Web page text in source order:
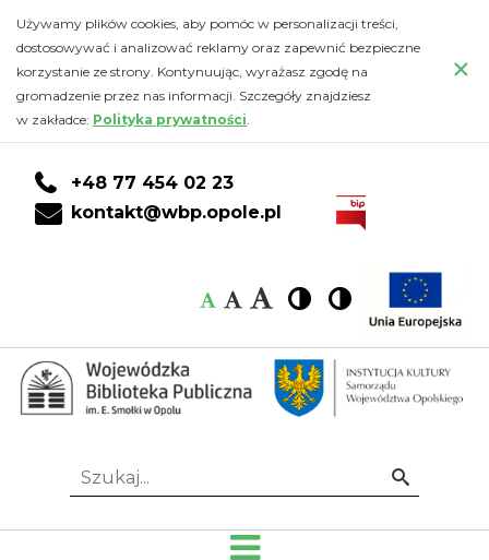
Kalendarz
Wojewódzka
Biblioteka
Publiczna
Emanuela
Smołki
w
Opolu
do
głównej
treści
DO
KONTA
CZYTELNIKA
DO
WYSZUKIWARKI
do
stopki
Używamy plików cookies, aby pomóc w personalizacji treści,
dostosowywać i analizować reklamy oraz zapewnić bezpieczne
korzystanie ze strony. Kontynuując, wyrażasz zgodę na
gromadzenie przez nas informacji. Szczegóły znajdziesz
w zakładce: Polityka prywatności.
×
+48 77 454 02 23
kontakt@wbp.opole.pl
Czcionka:
Czcionka
Czcionka
Czcionka
Wysoki
kontrast
Wysoki
kontrast
Idź
Szukaj...